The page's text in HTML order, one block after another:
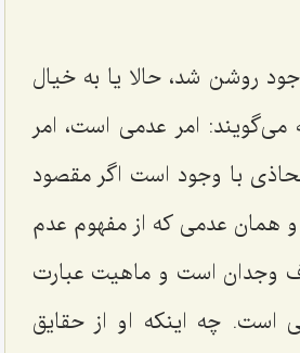
روشن شد، حالا یا به خیال
امر عدمی است، امر
با وجود است اگر مقصود
همان عدمی که از مفهوم عدم
وجدان است و ماهیت عبارت
چه اینکه او از حقایق